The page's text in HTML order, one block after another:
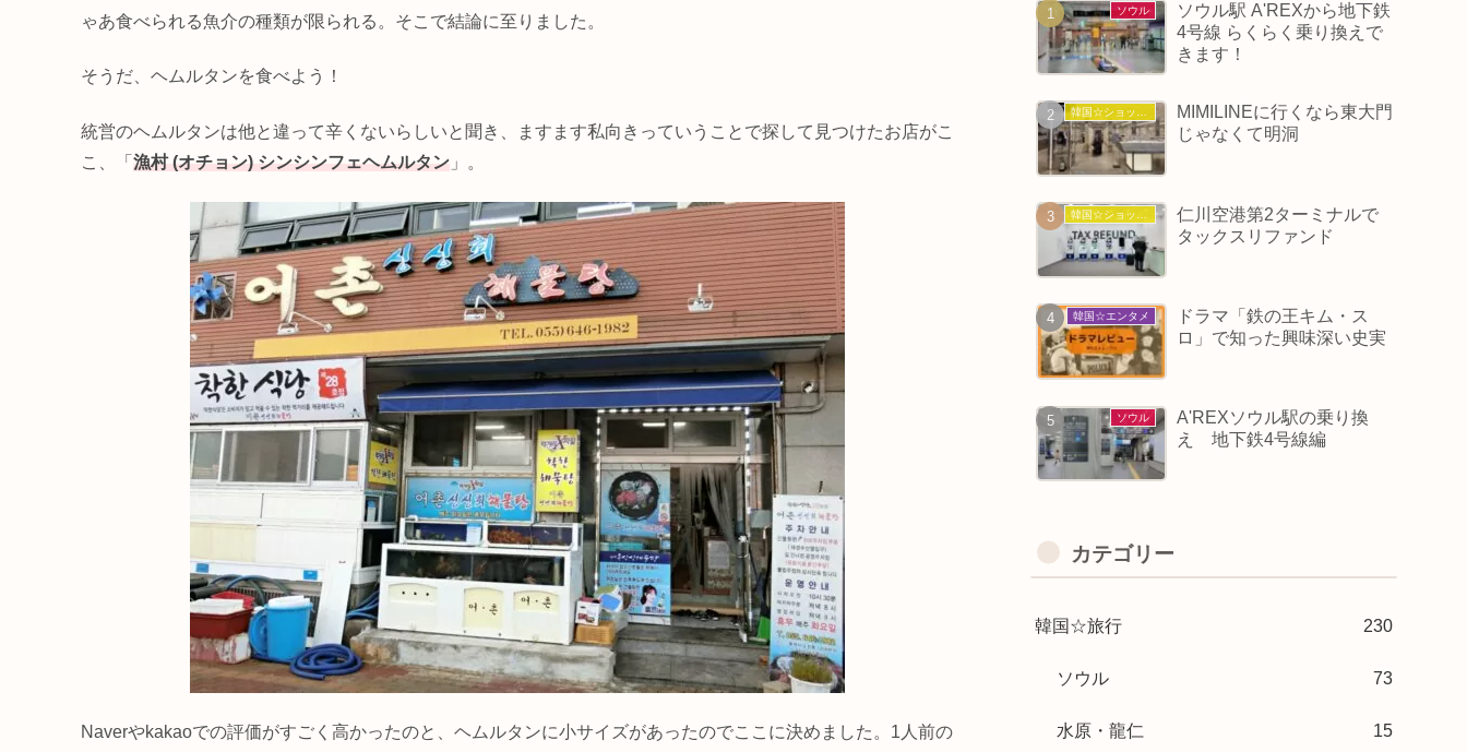
ゃあ食べられる魚介の種類が限られる。そこで結論に至りました。
そうだ、ヘムルタンを食べよう！
統営のヘムルタンは他と違って辛くないらしいと聞き、ますます私向きっていうことで探して見つけたお店がこ
こ、「 漁村 (オチョン) シンシンフェヘムルタン 」。
Naverやkakaoでの評価がすごく高かったのと、ヘムルタンに小サイズがあったのでここに決めました。1人前の
ソウル
ソウル駅 A'REXから地下鉄
4号線 らくらく乗り換えで
きます！
韓国☆ショッピング
MIMILINEに行くなら東大門
じゃなくて明洞
仁川空港第2ターミナルで
タックスリファンド
韓国☆エンタメ
ドラマ「鉄の王キム・ス
ロ」で知った興味深い史実
ソウル
A'REXソウル駅の乗り換
え 地下鉄4号線編
カテゴリー
韓国☆旅行 230
ソウル 73
水原・龍仁 15